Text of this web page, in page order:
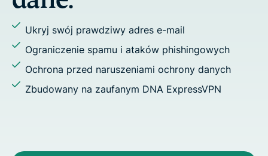
adres e-mail
ataków phishingowych
ochrony danych
DNA ExpressVPN
Zatrzymaj
Dodaj wielu
Użyj domen